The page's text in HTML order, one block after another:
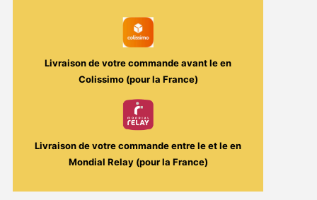
Livraison de votre commande avant leen
Colissimo (pour la France)
Livraison de votre commande entre leet leen
Mondial Relay (pour la France)